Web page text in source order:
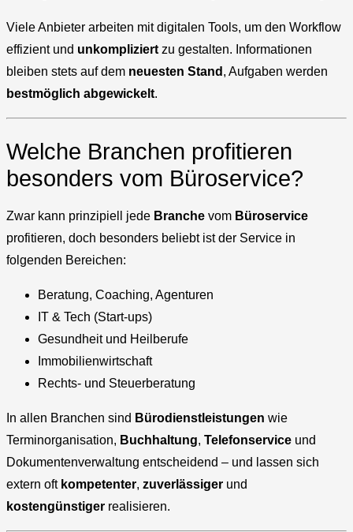
Viele Anbieter arbeiten mit digitalen Tools, um den Workflow
effizient und unkompliziert zu gestalten. Informationen
bleiben stets auf dem neuesten Stand , Aufgaben werden
bestmöglich abgewickelt.
Welche Branchen profitieren
besonders vom Büroservice?
Zwar kann prinzipiell jede Branche vom Büroservice
profitieren, doch besonders beliebt ist der Service in
folgenden Bereichen:
Beratung, Coaching, Agenturen
IT & Tech (Start-ups)
Gesundheit und Heilberufe
Immobilienwirtschaft
Rechts- und Steuerberatung
In allen Branchen sind Bürodienstleistungen wie
Terminorganisation, Buchhaltung, Telefonservice und
Dokumentenverwaltung entscheidend – und lassen sich
extern oft kompetenter, zuverlässiger und
kostengünstiger realisieren.